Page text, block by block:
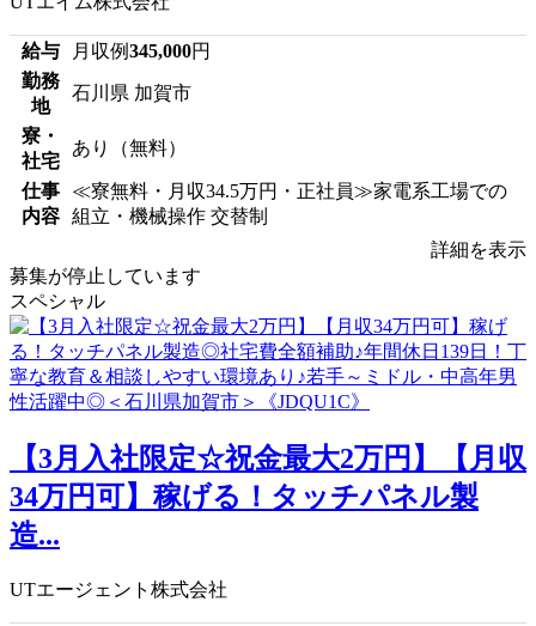
給与 月収例345,000円
勤務
地
石川県 加賀市
寮・
社宅
あり（無料）
仕事
内容
≪寮無料・月収34.5万円・正社員≫家電系工場での
組立・機械操作 交替制
詳細を表示
募集が停止しています
スペシャル
【3月入社限定☆祝金最大2万円】【月収
34万円可】稼げる！タッチパネル製
造...
UTエージェント株式会社